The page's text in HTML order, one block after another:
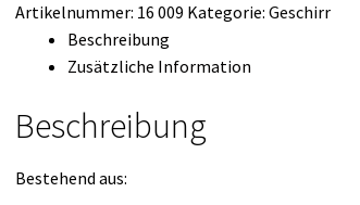
Menge
Artikelnummer: 16 009 Kategorie: Geschirr
Beschreibung
Zusätzliche Information
Beschreibung
Bestehend aus: